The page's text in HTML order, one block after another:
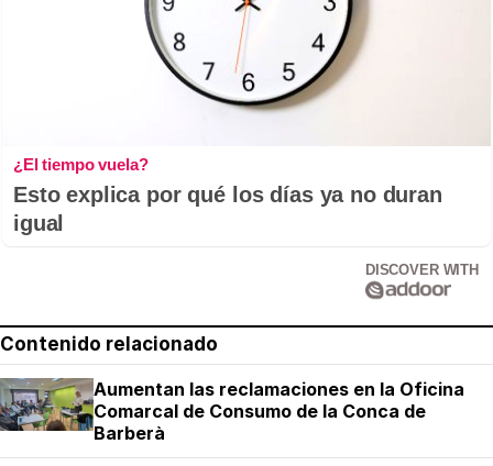
¿El tiempo vuela?
Esto explica por qué los días ya no duran
igual
DISCOVER WITH
Contenido relacionado
Aumentan las reclamaciones en la Oficina
Comarcal de Consumo de la Conca de
Barberà